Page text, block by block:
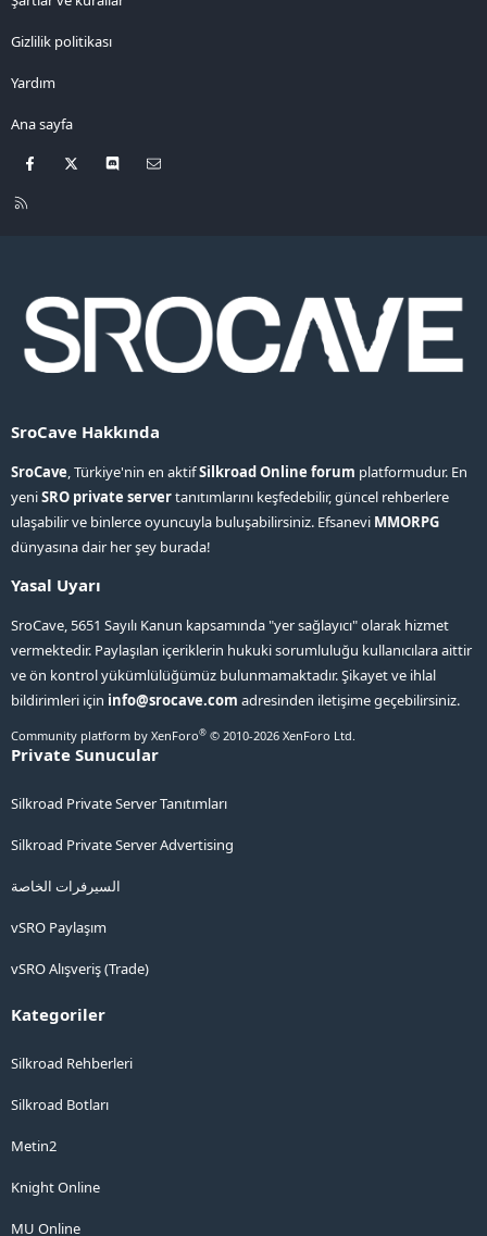
Gizlilik politikası
Yardım
Ana sayfa
Facebook Discord
R
SroCave Hakkında
SroCave, Türkiye'nin en aktifSilkroad Online forum platformudur. En
yeniSRO private servertanıtımlarını keşfedebilir, güncel rehberlere
ulaşabilir ve binlerce oyuncuyla buluşabilirsiniz. Efsanevi MMORPG
dünyasına dair her şey burada!
Yasal Uyarı
SroCave, 5651 Sayılı Kanun kapsamında "yer sağlayıcı" olarak hizmet
vermektedir. Paylaşılan içeriklerin hukuki sorumluluğu kullanıcılara aittir
ve ön kontrol yükümlülüğümüz bulunmamaktadır. Şikayet ve ihlal
bildirimleri için info@srocave.com adresinden iletişime geçebilirsiniz.
Community platform by XenForo® © 2010-2026 XenForo Ltd.
Private Sunucular
Silkroad Private Server Tanıtımları
Silkroad Private Server Advertising
السيرفرات الخاصة
vSRO Paylaşım
vSRO Alışveriş (Trade)
Kategoriler
Silkroad Rehberleri
Silkroad Botları
Metin2
Knight Online
MU Online